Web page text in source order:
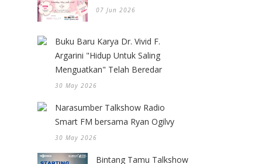
07 Jun 2026
Buku Baru Karya Dr. Vivid F.
Argarini "Hidup Untuk Saling
Menguatkan" Telah Beredar
30 May 2026
Narasumber Talkshow Radio
Smart FM bersama Ryan Ogilvy
30 May 2026
Bintang Tamu Talkshow